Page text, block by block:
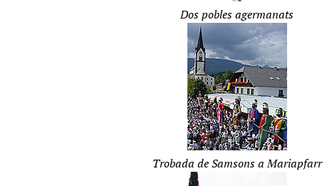
Dos pobles agermanats
Trobada de Samsons a Mariapfarr